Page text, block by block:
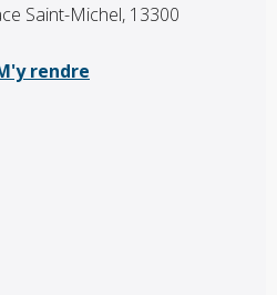
Saint-Michel, 13300
rendre